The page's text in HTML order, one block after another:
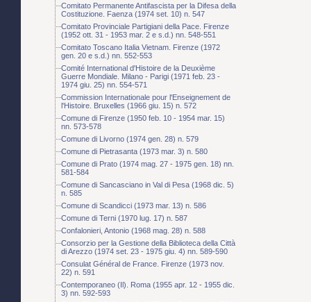
Comitato Permanente Antifascista per la Difesa della
Costituzione. Faenza (1974 set. 10) n. 547
Comitato Provinciale Partigiani della Pace. Firenze
(1952 ott. 31 - 1953 mar. 2 e s.d.) nn. 548-551
Comitato Toscano Italia Vietnam. Firenze (1972
gen. 20 e s.d.) nn. 552-553
Comité International d'Histoire de la Deuxième
Guerre Mondiale. Milano - Parigi (1971 feb. 23 -
1974 giu. 25) nn. 554-571
Commission Internationale pour l'Enseignement de
l'Histoire. Bruxelles (1966 giu. 15) n. 572
Comune di Firenze (1950 feb. 10 - 1954 mar. 15)
nn. 573-578
Comune di Livorno (1974 gen. 28) n. 579
Comune di Pietrasanta (1973 mar. 3) n. 580
Comune di Prato (1974 mag. 27 - 1975 gen. 18) nn.
581-584
Comune di Sancasciano in Val di Pesa (1968 dic. 5)
n. 585
Comune di Scandicci (1973 mar. 13) n. 586
Comune di Terni (1970 lug. 17) n. 587
Confalonieri, Antonio (1968 mag. 28) n. 588
Consorzio per la Gestione della Biblioteca della Città
di Arezzo (1974 set. 23 - 1975 giu. 4) nn. 589-590
Consulat Général de France. Firenze (1973 nov.
22) n. 591
Contemporaneo (Il). Roma (1955 apr. 12 - 1955 dic.
3) nn. 592-593